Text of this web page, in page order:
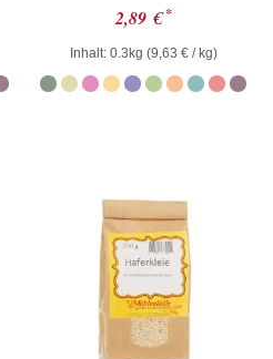
Bewertet
mit
0
von
5
2,89 € *
Inhalt: 0.3kg (9,63 €/ kg)